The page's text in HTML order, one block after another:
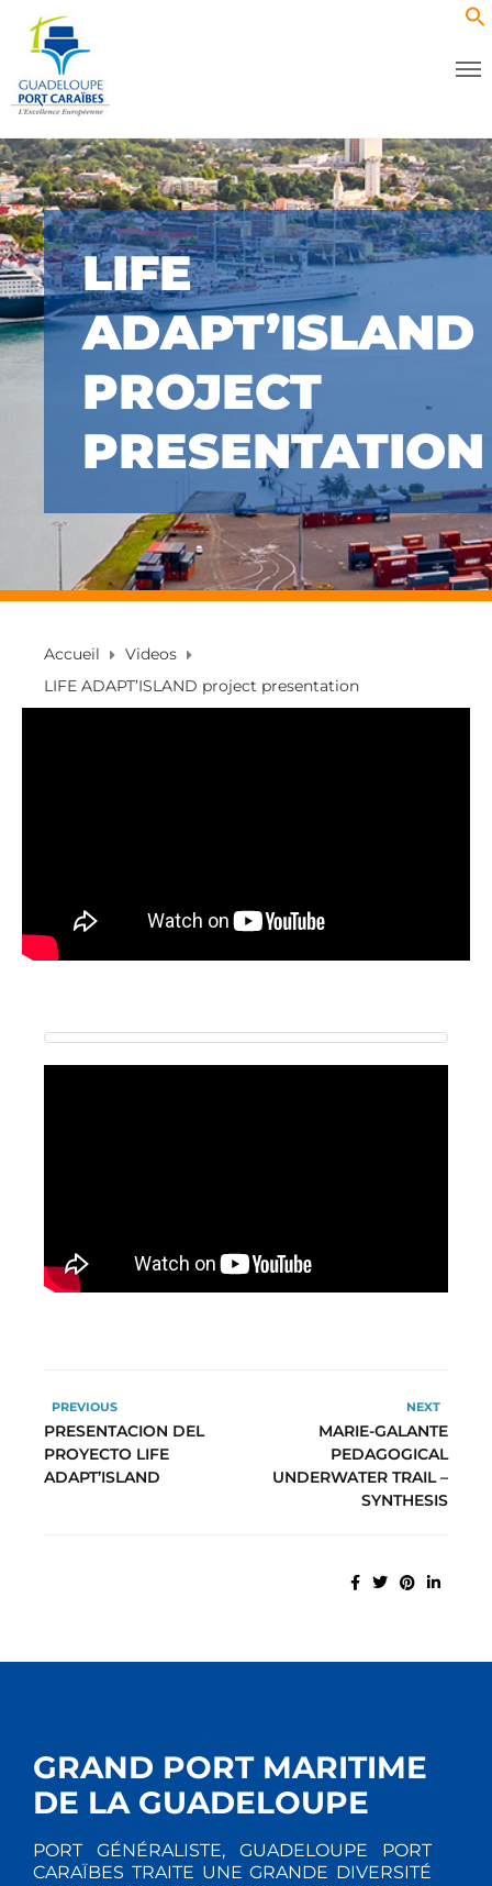
LIFE
ADAPT’ISLAND
PROJECT
PRESENTATION
Accueil
Videos
LIFE ADAPT’ISLAND project presentation
PREVIOUS
PRESENTACION DEL
PROYECTO LIFE
ADAPT’ISLAND
NEXT
MARIE-GALANTE
PEDAGOGICAL
UNDERWATER TRAIL –
SYNTHESIS
GRAND PORT MARITIME
DE LA GUADELOUPE
PORT GÉNÉRALISTE, GUADELOUPE PORT
CARAÏBES TRAITE UNE GRANDE DIVERSITÉ